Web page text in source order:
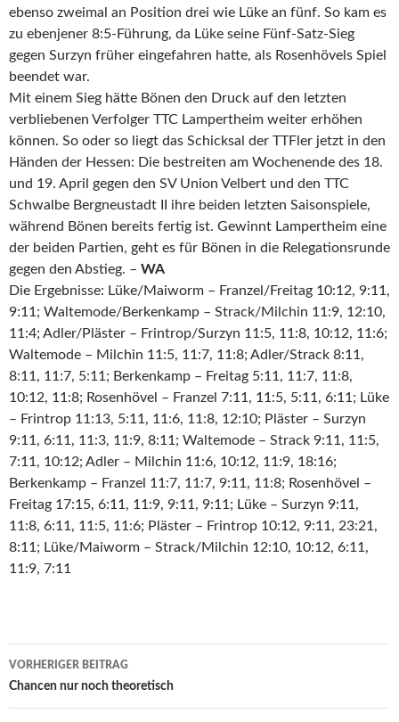
ebenso zweimal an Position drei wie Lüke an fünf. So kam es
zu ebenjener 8:5-Führung, da Lüke seine Fünf-Satz-Sieg
gegen Surzyn früher eingefahren hatte, als Rosenhövels Spiel
beendet war.
Mit einem Sieg hätte Bönen den Druck auf den letzten
verbliebenen Verfolger TTC Lampertheim weiter erhöhen
können. So oder so liegt das Schicksal der TTFler jetzt in den
Händen der Hessen: Die bestreiten am Wochenende des 18.
und 19. April gegen den SV Union Velbert und den TTC
Schwalbe Bergneustadt II ihre beiden letzten Saisonspiele,
während Bönen bereits fertig ist. Gewinnt Lampertheim eine
der beiden Partien, geht es für Bönen in die Relegationsrunde
gegen den Abstieg. – WA
Die Ergebnisse: Lüke/Maiworm – Franzel/Freitag 10:12, 9:11,
9:11; Waltemode/Berkenkamp – Strack/Milchin 11:9, 12:10,
11:4; Adler/Pläster – Frintrop/Surzyn 11:5, 11:8, 10:12, 11:6;
Waltemode – Milchin 11:5, 11:7, 11:8; Adler/Strack 8:11,
8:11, 11:7, 5:11; Berkenkamp – Freitag 5:11, 11:7, 11:8,
10:12, 11:8; Rosenhövel – Franzel 7:11, 11:5, 5:11, 6:11; Lüke
– Frintrop 11:13, 5:11, 11:6, 11:8, 12:10; Pläster – Surzyn
9:11, 6:11, 11:3, 11:9, 8:11; Waltemode – Strack 9:11, 11:5,
7:11, 10:12; Adler – Milchin 11:6, 10:12, 11:9, 18:16;
Berkenkamp – Franzel 11:7, 11:7, 9:11, 11:8; Rosenhövel –
Freitag 17:15, 6:11, 11:9, 9:11, 9:11; Lüke – Surzyn 9:11,
11:8, 6:11, 11:5, 11:6; Pläster – Frintrop 10:12, 9:11, 23:21,
8:11; Lüke/Maiworm – Strack/Milchin 12:10, 10:12, 6:11,
11:9, 7:11
Beitrags-
Navigation
VORHERIGER BEITRAG
Chancen nur noch theoretisch